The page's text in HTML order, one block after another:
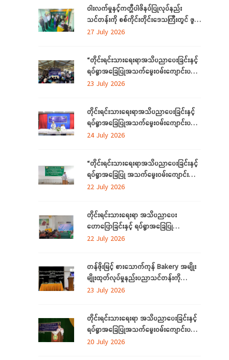
ဝါးလက်မှုနှင့်ကတ္တီပါဖိနပ်ပြုလုပ်နည်း
သင်တန်းကို စစ်ကိုင်းတိုင်းဒေသကြီးတွင် ဖွင့်
လှစ်
27 July 2026
“တိုင်းရင်းသားရေးရာအသိပညာပေးခြင်းနှင့်
ရပ်ရွာအခြေပြုအသက်မွေးဝမ်းကျောင်းပညာ
လိုအပ်ချက်တို့ကို ဆန်းစစ်စီမံခြင်း
ကျင်းပပြုလုပ်
23 July 2026
တိုင်းရင်းသားရေးရာအသိပညာပေးခြင်းနှင့်
ရပ်ရွာအခြေပြုအသက်မွေးဝမ်းကျောင်းပညာ
လိုအပ်ချက်တို့ကို ဆန်းစစ်စီမံခြင်းအစီအစဉ်
ပြုလုပ်
24 July 2026
“တိုင်းရင်းသားရေးရာအသိပညာပေးခြင်းနှင့်
ရပ်ရွာအခြေပြု အသက်မွေးဝမ်းကျောင်း
ပညာလိုအပ်ချက် ဆန်းစစ်စီမံခြင်း
ကို ရန်ကုန်တိုင်းဒေသကြီးတွင် ကျင်းပပြုလုပ်
22 July 2026
တိုင်းရင်းသားရေးရာ အသိပညာပေး
ဟောပြောခြင်းနှင့် ရပ်ရွာအခြေပြု
အသက်မွေးဝမ်းကျောင်း ပညာလိုအပ်ချက်တို့
မွန်ပြည်နယ်တွင် ကျင်းပပြုလုပ်
22 July 2026
တန်ဖိုးမြင့် စားသောက်ကုန် Bakery အမျိုး
မျိုးထုတ်လုပ်မှုနည်းပညာသင်တန်းကို
စစ်ကိုင်းတိုင်းဒေသကြီး၊ လဟယ်မြို့၌ ဖွင့်လှစ်
23 July 2026
တိုင်းရင်းသားရေးရာ အသိပညာပေးခြင်းနှင့်
ရပ်ရွာအခြေပြုအသက်မွေးဝမ်းကျောင်းပညာ
လိုအပ်ချက်များကို ဆန်းစစ်စီမံခြင်း
20 July 2026